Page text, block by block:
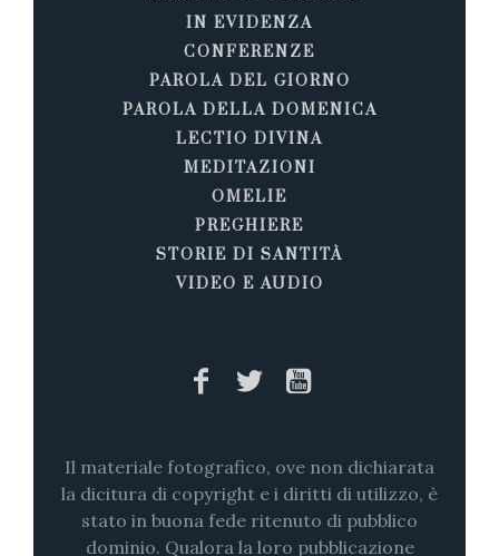
IN EVIDENZA
CONFERENZE
PAROLA DEL GIORNO
PAROLA DELLA DOMENICA
LECTIO DIVINA
MEDITAZIONI
OMELIE
PREGHIERE
STORIE DI SANTITÀ
VIDEO E AUDIO
Il materiale fotografico, ove non dichiarata
la dicitura di copyright e i diritti di utilizzo, è
stato in buona fede ritenuto di pubblico
dominio. Qualora la loro pubblicazione